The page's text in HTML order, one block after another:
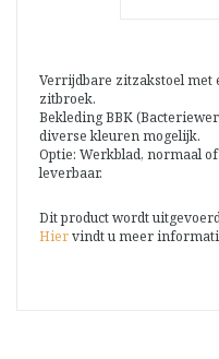
Verrijdbare zitzakstoel met
zitbroek.
Bekleding BBK
diverse kleuren mogelijk.
Optie: Werkblad, normaal
leverbaar.
Dit product wordt
Hiervindt u meer